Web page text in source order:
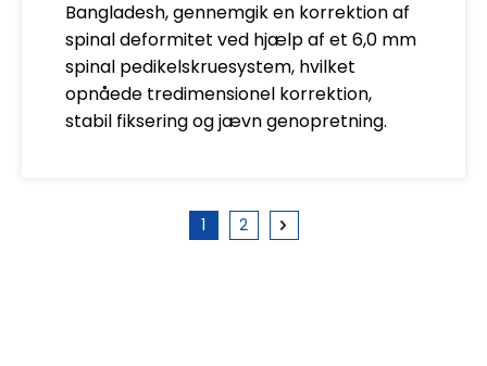
Bangladesh, gennemgik en korrektion af
spinal deformitet ved hjælp af et 6,0 mm
spinal pedikelskruesystem, hvilket
opnåede tredimensionel korrektion,
stabil fiksering og jævn genopretning.
1 2